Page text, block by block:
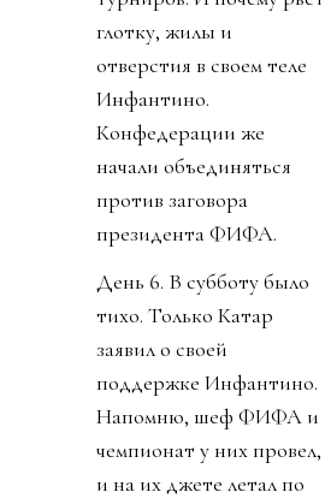
глотку, жилы и
отверстия в своем теле
Инфантино.
Конфедерации же
начали объединяться
против заговора
президента ФИФА.
День 6. В субботу было
тихо. Только Катар
заявил о своей
поддержке Инфантино.
Напомню, шеф ФИФА и
чемпионат у них провел,
и на их джете летал по